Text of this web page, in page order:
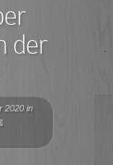
der
2020 in